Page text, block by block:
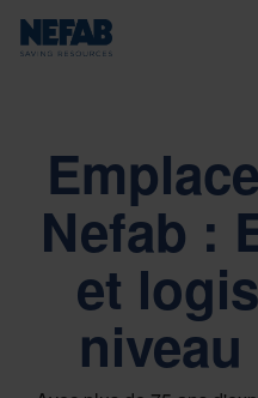
Nefab :
et